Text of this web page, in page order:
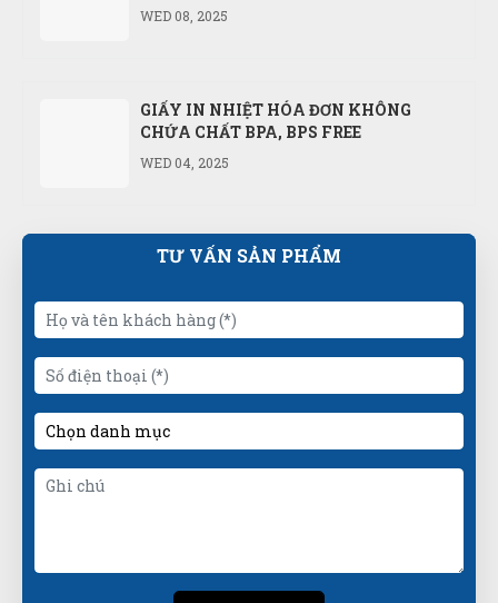
WED 08, 2025
GIẤY IN NHIỆT HÓA ĐƠN KHÔNG
CHỨA CHẤT BPA, BPS FREE
WED 04, 2025
TƯ VẤN SẢN PHẨM